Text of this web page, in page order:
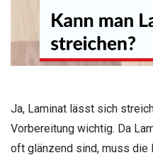
Ja, Laminat lässt sich
Vorbereitung wichtig. Da
oft glänzend sind, muss die